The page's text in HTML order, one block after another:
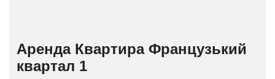
Аренда Квартира Французький
квартал 1